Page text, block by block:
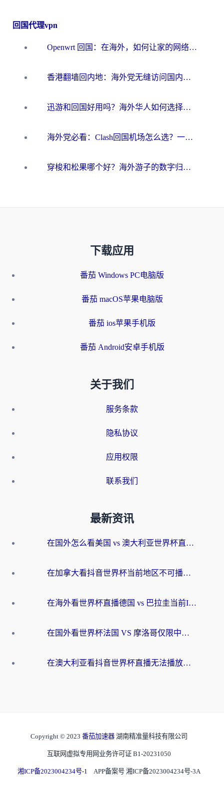
回国代理vpn
Openwrt 回国：在海外，如何让家的网络触手可及
香港翻墙回内地：海外党无缝访问国内资源的加速器选择全攻略
迅游和回国好用吗？海外华人如何选择靠谱的回国加速器
海外党必看：Clash回国机场怎么选？一篇搞定无缝访问国内资源的全攻略
穿梭和松果哪个好？海外游子的数字归乡路，到底该怎么选
下载应用
番茄 Windows PC电脑版
番茄 macOS苹果电脑版
番茄 ios苹果手机版
番茄 Android安卓手机版
关于我们
服务条款
隐私协议
应用权限
联系我们
最新资讯
在国外怎么看美国 vs 澳大利亚世界杯直播？海外党必藏的中文解说观赛指南
在加拿大看抖音世界杯当前地区不可播放？海外党体育观赛终极指南
在海外看世界杯直播德国 vs 巴拉圭当前IP受限制？这篇指南帮你轻松解决地区限制
在国外看世界杯法国 VS 摩洛哥仅限中国大陆？别让地域限制拦下你的欢呼
在澳大利亚看抖音世界杯直播无法播放？海外党体育观赛终极指南来了！
Copyright © 2023 番茄加速器 湖南精准量科技有限公司
互联网虚拟专用网业务许可证 B1-20231050
湘ICP备2023004234号-1 APP备案号 湘ICP备2023004234号-3A